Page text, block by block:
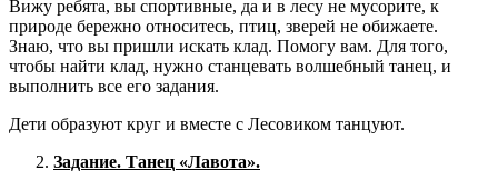
Вижу ребята, вы спортивные, да и в лесу не мусорите, к
природе бережно относитесь, птиц, зверей не обижаете.
Знаю, что вы пришли искать клад. Помогу вам. Для того,
чтобы найти клад, нужно станцевать волшебный танец, и
выполнить все его задания.
Дети образуют круг и вместе с Лесовиком танцуют.
Задание. Танец «Лавота».